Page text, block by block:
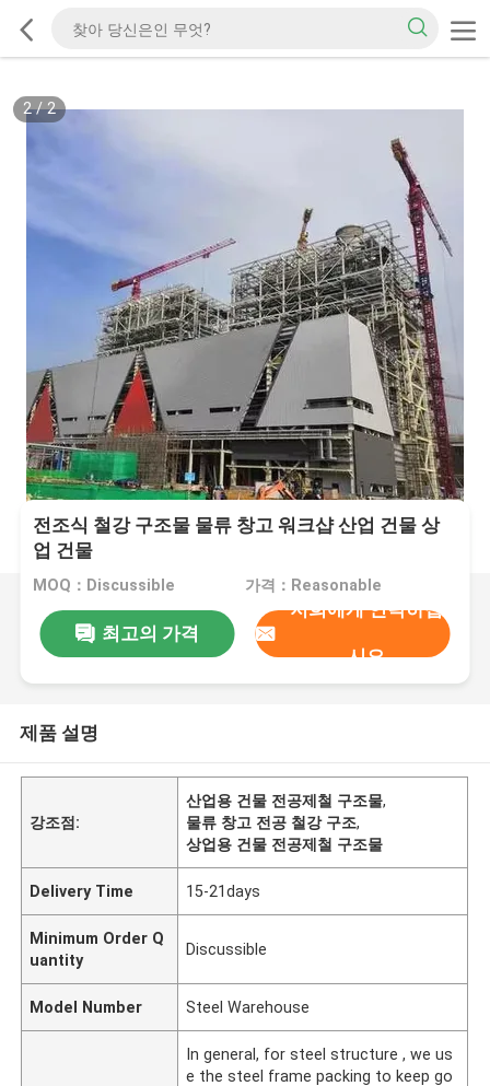
2/2
전조식 철강 구조물 물류 창고 워크샵 산업 건물 상
업 건물
MOQ：Discussible 가격：Reasonable
최고의 가격
저희에게 연락하십
시오
제품 설명
강조점:
산업용 건물 전공제철 구조물,
물류 창고 전공 철강 구조,
상업용 건물 전공제철 구조물
Delivery Time 15-21days
Minimum Order Q
uantity
Discussible
Model Number Steel Warehouse
In general, for steel structure , we us
e the steel frame packing to keep go